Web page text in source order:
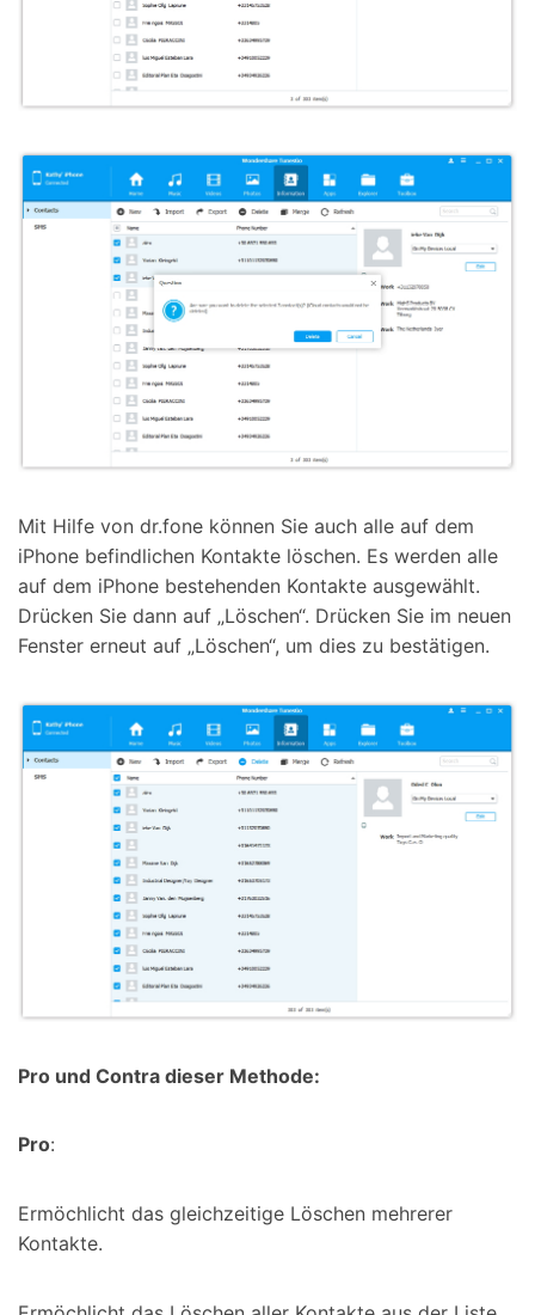
Mit Hilfe von dr.fone können Sie auch alle auf dem
iPhone befindlichen Kontakte löschen. Es werden alle
auf dem iPhone bestehenden Kontakte ausgewählt.
Drücken Sie dann auf „Löschen“. Drücken Sie im neuen
Fenster erneut auf „Löschen“, um dies zu bestätigen.
Pro und Contra dieser Methode:
Pro:
Ermöchlicht das gleichzeitige Löschen mehrerer
Kontakte.